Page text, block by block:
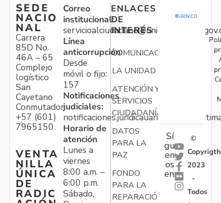
SEDE
NACIO
NAL
Carrera
85D No.
46A – 65
Complejo
logístico
San
Cayetano
Conmutador:
+57 (601)
7965150
VENTA
NILLA
ÚNICA
DE
RADIC
Correo
institucional:
Línea
anticorrupción:
Desde
móvil o fijo:
157
Notificaciones
judiciales:
Horario de
atención
Lunes a
viernes
8:00 a.m. –
6:00 p.m.
Sábado,
ENLACES
DE
INTERÉS
COMUNICACIONES
LA UNIDAD
ATENCIÓN Y
SERVICIOS
CIUDADANÍA
DATOS
PARA LA
PAZ
FONDO
PARA LA
REPARACIÓN
Sí
gu
en
os
en:
©
Copyrigth
2023
-
Todos